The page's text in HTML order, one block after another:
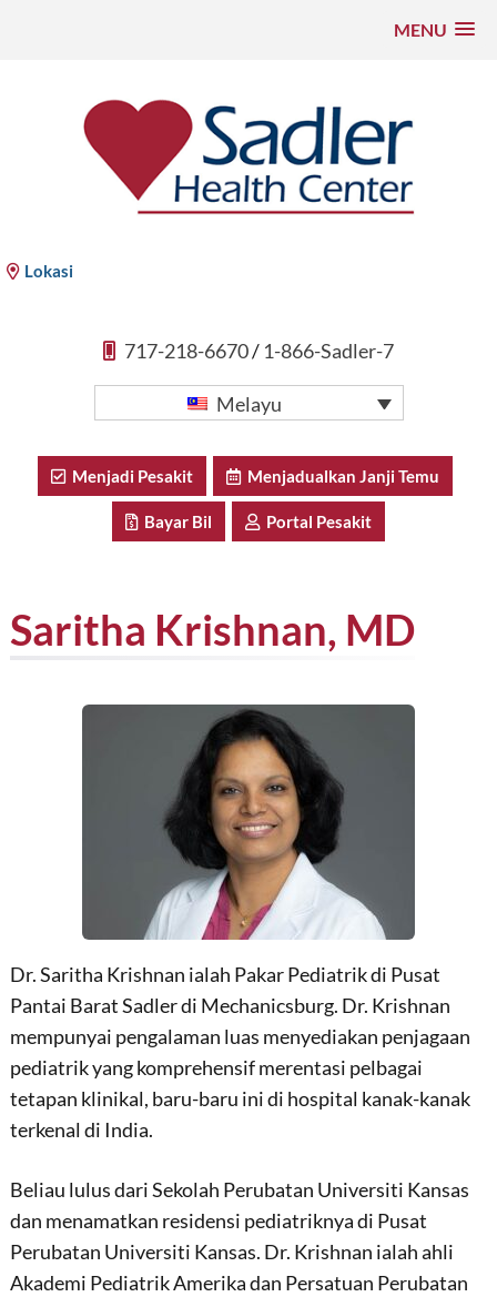
MENU
kandungan
Lokasi
717-218-6670/ 1-866-Sadler-7
Melayu
Menjadi Pesakit Menjadualkan Janji Temu
Bayar Bil Portal Pesakit
Saritha Krishnan, MD
Dr. Saritha Krishnan ialah Pakar Pediatrik di Pusat
Pantai Barat Sadler di Mechanicsburg. Dr. Krishnan
mempunyai pengalaman luas menyediakan penjagaan
pediatrik yang komprehensif merentasi pelbagai
tetapan klinikal, baru-baru ini di hospital kanak-kanak
terkenal di India.
Beliau lulus dari Sekolah Perubatan Universiti Kansas
dan menamatkan residensi pediatriknya di Pusat
Perubatan Universiti Kansas. Dr. Krishnan ialah ahli
Akademi Pediatrik Amerika dan Persatuan Perubatan